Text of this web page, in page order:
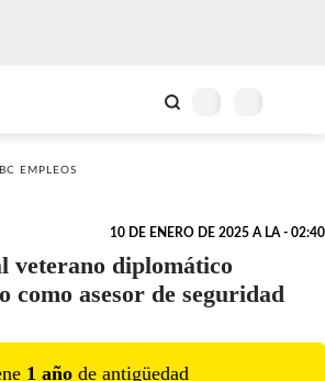
EMPLEOS
10 DE ENERO DE 2025 A LA - 02:40
veterano diplomático
como asesor de seguridad
1 año de antigüedad